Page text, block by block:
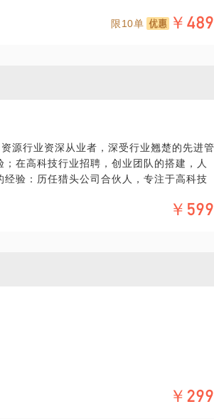
人员并没有形成一个平等合作的关系，而是
能够帮你更好地实现目标；
限10单 ￥489
源行业资深从业者，深受行业翘楚的先进管
在高科技行业招聘，创业团队的搭建，人
验：历任猎头公司合伙人，专注于高科技
各种分享和公益讲座;常年和行业里的极
￥599
￥299